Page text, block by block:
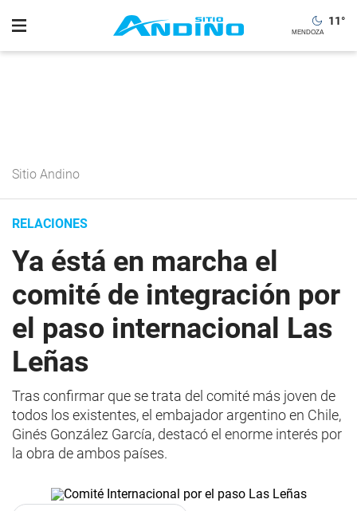
11°
Sitio Andino
RELACIONES
Ya éstá en marcha el
comité de integración por
el paso internacional Las
Leñas
Tras confirmar que se trata del comité más joven de
todos los existentes, el embajador argentino en Chile,
Ginés González García, destacó el enorme interés por
la obra de ambos países.